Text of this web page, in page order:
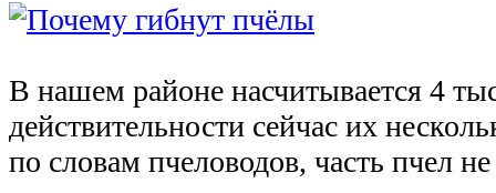
В нашем районе насчитывается 4
действительности сейчас их
по словам пчеловодов, часть пчел